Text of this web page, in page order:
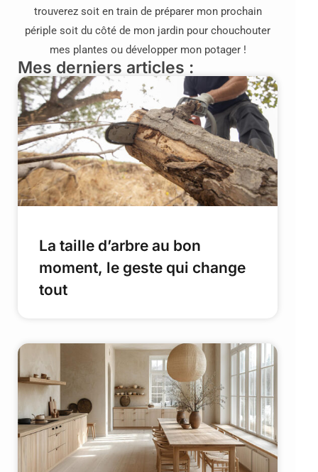
trouverez soit en train de préparer mon prochain
périple soit du côté de mon jardin pour chouchouter
mes plantes ou développer mon potager !
Mes derniers articles :
La taille d’arbre au bon
moment, le geste qui change
tout